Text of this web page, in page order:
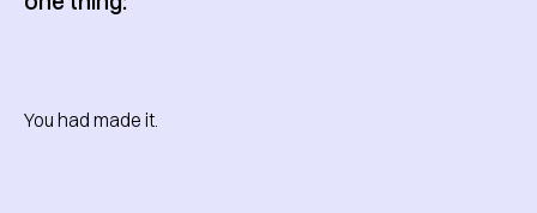
You had made it.